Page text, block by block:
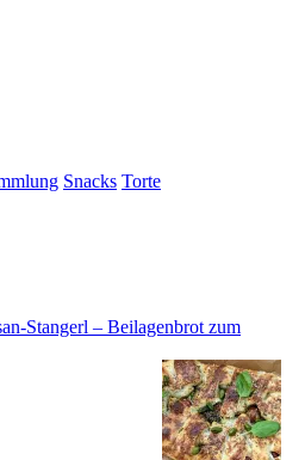
Snacks Torte
Stangerl – Beilagenbrot zum